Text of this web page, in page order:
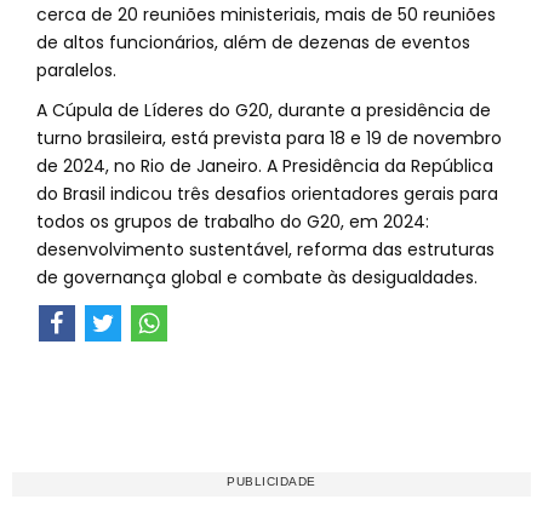
cerca de 20 reuniões ministeriais, mais de 50 reuniões
de altos funcionários, além de dezenas de eventos
paralelos.
A Cúpula de Líderes do G20, durante a presidência de
turno brasileira, está prevista para 18 e 19 de novembro
de 2024, no Rio de Janeiro. A Presidência da República
do Brasil indicou três desafios orientadores gerais para
todos os grupos de trabalho do G20, em 2024:
desenvolvimento sustentável, reforma das estruturas
de governança global e combate às desigualdades.